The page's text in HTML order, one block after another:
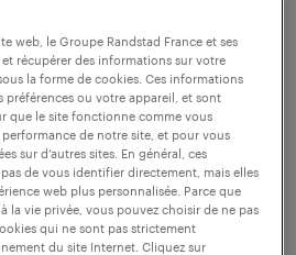
web, le Groupe Randstad France et ses
récupérer des informations sur votre
la forme de cookies. Ces informations
préférences ou votre appareil, et sont
que le site fonctionne comme vous
performance de notre site, et pour vous
sur d’autres sites. En général, ces
de vous identifier directement, mais elles
web plus personnalisée. Parce que
la vie privée, vous pouvez choisir de ne pas
qui ne sont pas strictement
du site Internet. Cliquez sur